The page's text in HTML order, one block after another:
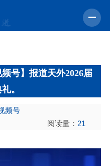
号】报道天外2026届
。
频号
阅读量： 21